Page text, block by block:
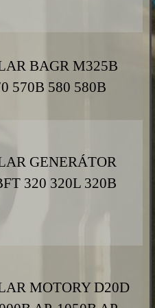
BAGR M325B
570B 580 580B
GENERÁTOR
320 320L 320B
MOTORY D20D